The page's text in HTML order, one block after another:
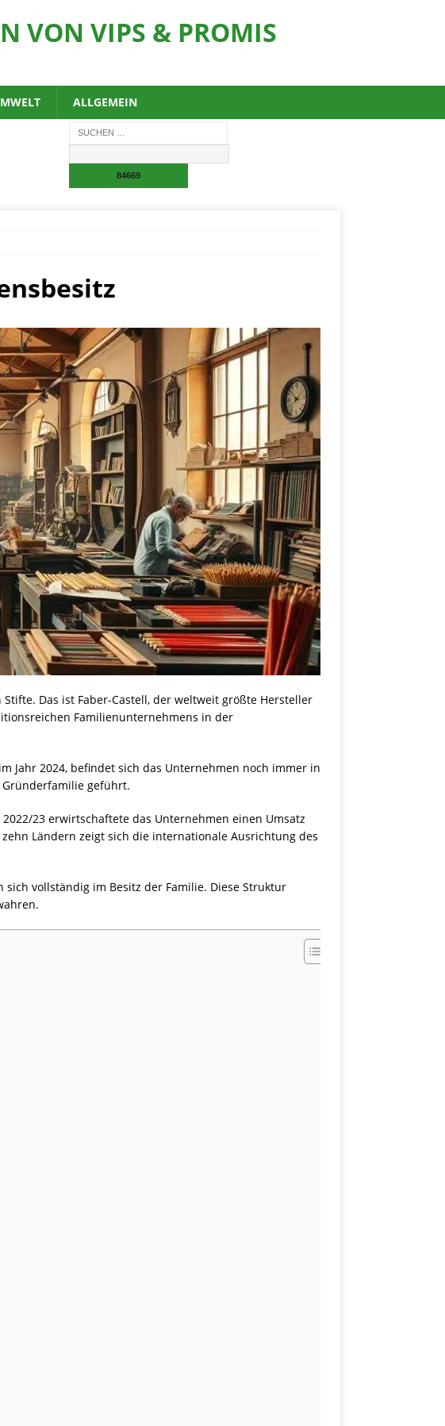
VON VIPS & PROMIS
ALLGEMEIN
Das ist Faber-Castell, der weltweit größte Hersteller
Familienunternehmens in der
Jahr 2024, befindet sich das Unternehmen noch immer in
Gründerfamilie geführt.
23 erwirtschaftete das Unternehmen einen Umsatz
Ländern zeigt sich die internationale Ausrichtung des
vollständig im Besitz der Familie. Diese Struktur